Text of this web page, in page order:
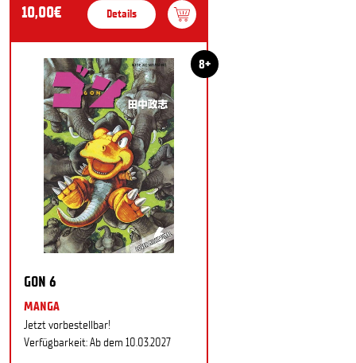
10,00€ Details
8+
GON 6
MANGA
Jetzt vorbestellbar!
Verfügbarkeit: Ab dem 10.03.2027